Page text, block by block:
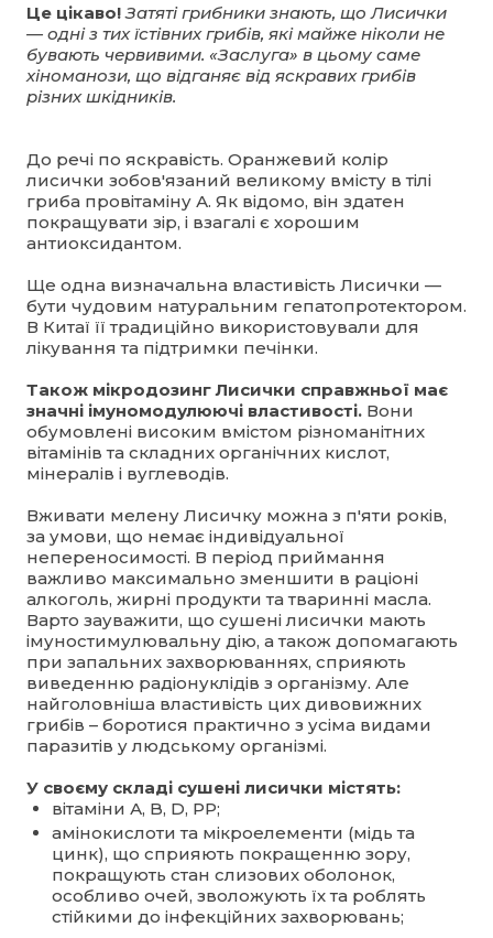
Це цікаво! Затяті грибники знають, що Лисички
— одні з тих їстівних грибів, які майже ніколи не
бувають червивими. «Заслуга» в цьому саме
хіноманози, що відганяє від яскравих грибів
різних шкідників.
До речі по яскравість. Оранжевий колір
лисички зобов'язаний великому вмісту в тілі
гриба провітаміну А. Як відомо, він здатен
покращувати зір, і взагалі є хорошим
антиоксидантом.
Ще одна визначальна властивість Лисички —
бути чудовим натуральним гепатопротектором.
В Китаї її традиційно використовували для
лікування та підтримки печінки.
Також мікродозинг Лисички справжньої має
значні імуномодулюючі властивості. Вони
обумовлені високим вмістом різноманітних
вітамінів та складних органічних кислот,
мінералів і вуглеводів.
Вживати мелену Лисичку можна з п'яти років,
за умови, що немає індивідуальної
непереносимості. В період приймання
важливо максимально зменшити в раціоні
алкоголь, жирні продукти та тваринні масла.
Варто зауважити, що сушені лисички мають
імуностимулювальну дію, а також допомагають
при запальних захворюваннях, сприяють
виведенню радіонуклідів з організму. Але
найголовніша властивість цих дивовижних
грибів – боротися практично з усіма видами
паразитів у людському організмі.
У своєму складі сушені лисички містять:
вітаміни А, B, D, PP;
амінокислоти та мікроелементи (мідь та
цинк), що сприяють покращенню зору,
покращують стан слизових оболонок,
особливо очей, зволожують їх та роблять
стійкими до інфекційних захворювань;